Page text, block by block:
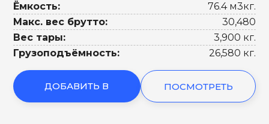
Ёмкость:
76.4 м3кг.
Макс. вес брутто:
30,480
Вес тары:
3,900 кг.
Грузоподъёмность:
26,580 кг.
ДОБАВИТЬ В ПОСМОТРЕТЬ